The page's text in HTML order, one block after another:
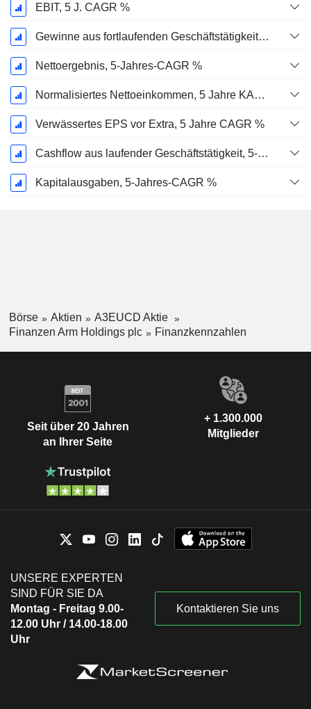
EBIT, 5 J. CAGR %
Gewinne aus fortlaufenden Geschäftstätigkeiten, 5-Jahres-CAGR %
Nettoergebnis, 5-Jahres-CAGR %
Normalisiertes Nettoeinkommen, 5 Jahre KAGR %
Verwässertes EPS vor Extra, 5 Jahre CAGR %
Cashflow aus laufender Geschäftstätigkeit, 5-Jahres-CAGR %
Kapitalausgaben, 5-Jahres-CAGR %
Börse Aktien
A3EUCD Aktie
Finanzen Arm Holdings plc
Finanzkennzahlen
Seit über 20 Jahren
an Ihrer Seite
+ 1.300.000
Mitglieder
UNSERE EXPERTEN
SIND FÜR SIE DA
Montag - Freitag 9.00-
12.00 Uhr / 14.00-18.00
Uhr
Kontaktieren Sie uns